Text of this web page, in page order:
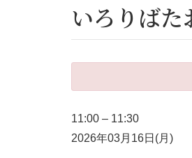
いろりば
11:00 – 11:30
2026年03月16日(月)